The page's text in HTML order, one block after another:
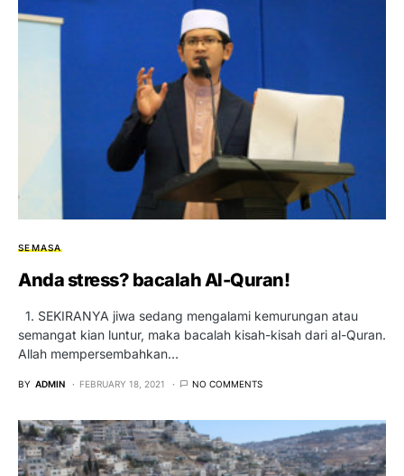
SEMASA
Anda stress? bacalah Al-Quran!
1. SEKIRANYA jiwa sedang mengalami kemurungan atau
semangat kian luntur, maka bacalah kisah-kisah dari al-Quran.
Allah mempersembahkan…
BY ADMIN FEBRUARY 18, 2021 NO COMMENTS